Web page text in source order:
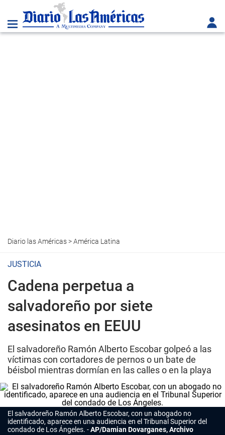
Diario las Américas>América Latina
JUSTICIA
Cadena perpetua a
salvadoreño por siete
asesinatos en EEUU
El salvadoreño Ramón Alberto Escobar golpeó a las
víctimas con cortadores de pernos o un bate de
béisbol mientras dormían en las calles o en la playa
El salvadoreño Ramón Alberto Escobar, con un abogado no
identificado, aparece en una audiencia en el Tribunal Superior del
condado de Los Ángeles.
AP/Damian Dovarganes, Archivo